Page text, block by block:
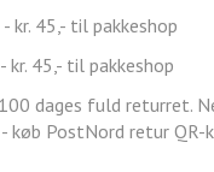
- kr. 45,- til pakkeshop
- kr. 45,- til pakkeshop
dages fuld returret.
køb PostNord retur QR-